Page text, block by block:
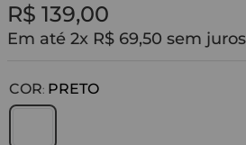
R$ 139,00
Em até 2x R$ 69,50 sem juros
COR: PRETO